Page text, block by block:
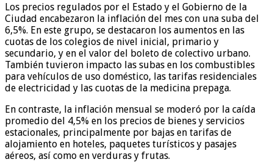
Los precios regulados por el Estado y el Gobierno de la
Ciudad encabezaron la inflación del mes con una suba del
6,5%. En este grupo, se destacaron los aumentos en las
cuotas de los colegios de nivel inicial, primario y
secundario, y en el valor del boleto de colectivo urbano.
También tuvieron impacto las subas en los combustibles
para vehículos de uso doméstico, las tarifas residenciales
de electricidad y las cuotas de la medicina prepaga.
En contraste, la inflación mensual se moderó por la caída
promedio del 4,5% en los precios de bienes y servicios
estacionales, principalmente por bajas en tarifas de
alojamiento en hoteles, paquetes turísticos y pasajes
aéreos, así como en verduras y frutas.